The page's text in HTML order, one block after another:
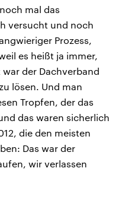
mal das
versucht und noch
Prozess,
es heißt ja immer,
der Dachverband
lösen. Und man
Tropfen, der das
das waren sicherlich
die den meisten
Das war der
wir verlassen